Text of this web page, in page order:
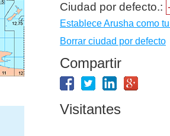
Ciudad por defecto.:
Establece Arusha como
Borrar ciudad por defecto
Compartir
Visitantes